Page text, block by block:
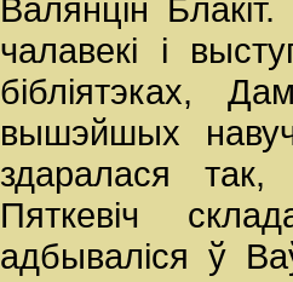
Валянцін
чалавекі і
бібліятэках,
вышэйшых
здаралася
Пяткевіч
адбываліся ў